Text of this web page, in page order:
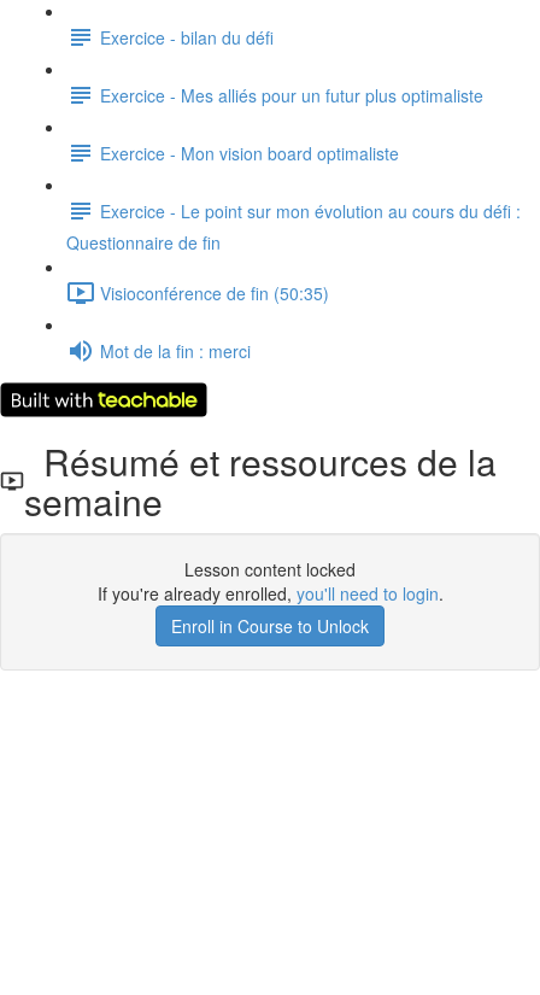
Exercice - bilan du défi
Exercice - Mes alliés pour un futur plus optimaliste
Exercice - Mon vision board optimaliste
Exercice - Le point sur mon évolution au cours du défi :
Questionnaire de fin
Visioconférence de fin (50:35)
Mot de la fin : merci
Résumé et ressources de la
semaine
Lesson content locked
If you're already enrolled, you'll need to login.
Enroll in Course to Unlock